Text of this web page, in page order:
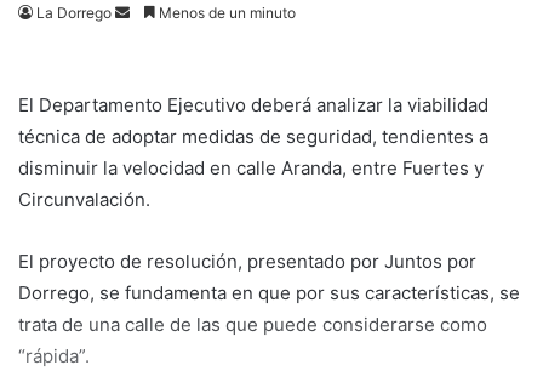
La Dorrego
SendMenos de un minuto
El Departamento Ejecutivo deberá analizar la viabilidad
técnica de adoptar medidas de seguridad, tendientes a
disminuir la velocidad en calle Aranda, entre Fuertes y
Circunvalación.
El proyecto de resolución, presentado por Juntos por
Dorrego, se fundamenta en que por sus características, se
trata de una calle de las que puede considerarse como
“rápida”.